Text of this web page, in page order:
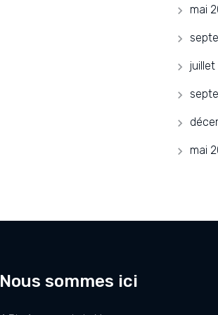
mai
juillet
mai
Nous sommes ici